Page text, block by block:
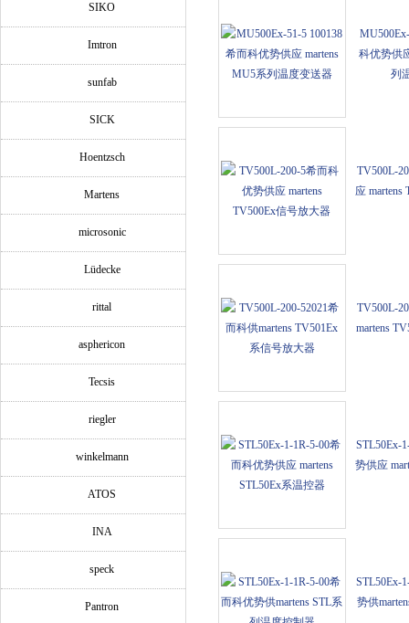
SIKO
Imtron
sunfab
SICK
Hoentzsch
Martens
microsonic
Lüdecke
rittal
asphericon
Tecsis
riegler
winkelmann
ATOS
INA
speck
Pantron
科优势供
列
TV500L-
应 martens
TV500L-
martens
STL50Ex-
势供应
STL50Ex-
势供